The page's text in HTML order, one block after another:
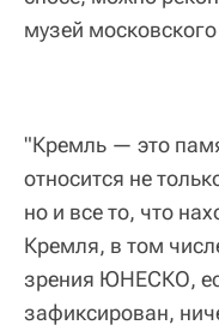
музей
"Кремль — это
относится не
но и все то, что
Кремля, в том
зрения ЮНЕСКО,
зафиксирован,